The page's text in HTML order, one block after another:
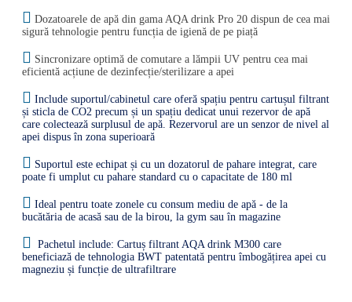
Dozatoarele de apă din gama AQA drink Pro 20 dispun de cea mai
sigură tehnologie pentru funcția de igienă de pe piață
Sincronizare optimă de comutare a lămpii UV pentru cea mai
eficientă acțiune de dezinfecție/sterilizare a apei
Include suportul/cabinetul care oferă spațiu pentru cartușul filtrant
și sticla de CO2 precum și un spațiu dedicat unui rezervor de apă
care colectează surplusul de apă. Rezervorul are un senzor de nivel al
apei dispus în zona superioară
Suportul este echipat și cu un dozatorul de pahare integrat, care
poate fi umplut cu pahare standard cu o capacitate de 180 ml
Ideal pentru toate zonele cu consum mediu de apă - de la
bucătăria de acasă sau de la birou, la gym sau în magazine
Pachetul include: Cartuș filtrant AQA drink M300 care
beneficiază de tehnologia BWT patentată pentru îmbogățirea apei cu
magneziu și funcție de ultrafiltrare